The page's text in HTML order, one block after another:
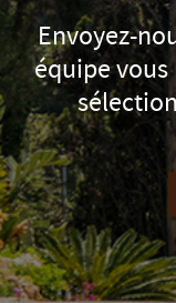
Envoyez-
équipe